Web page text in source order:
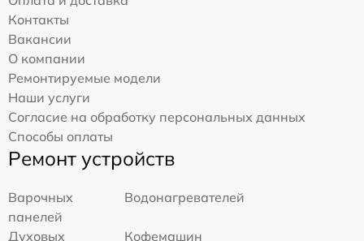
Контакты
Вакансии
О компании
Ремонтируемые модели
Наши услуги
Согласие на обработку персональных данных
Способы оплаты
Ремонт устройств
Варочных
панелей
Водонагревателей
Духовых
Кофемашин